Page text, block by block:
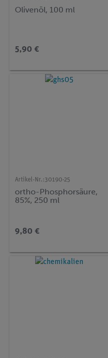
Olivenöl, 100 ml
5,90 €
Artikel-Nr.:30190-25
ortho-Phosphorsäure,
85%, 250 ml
9,80 €